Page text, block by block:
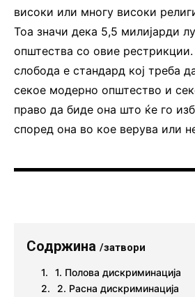
високи или многу високи
Тоа значи дека 5,5 милијарди
општества со овие рестрикции.
слобода е стандард кој треба
секое модерно општество и
право да биде она што ќе го
според она во кое верува или
Содржина /затвори
1. Полова дискриминација
2. Расна дискриминација